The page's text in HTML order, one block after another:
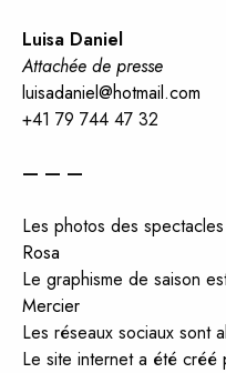
Luisa Daniel
Attachée de presse
luisadaniel@hotmail.com
‭+41 79 744 47 32‬
— — —
Les photos des
Rosa
Le graphisme de saison
Mercier
Les réseaux sociaux sont
Le site internet a été créé